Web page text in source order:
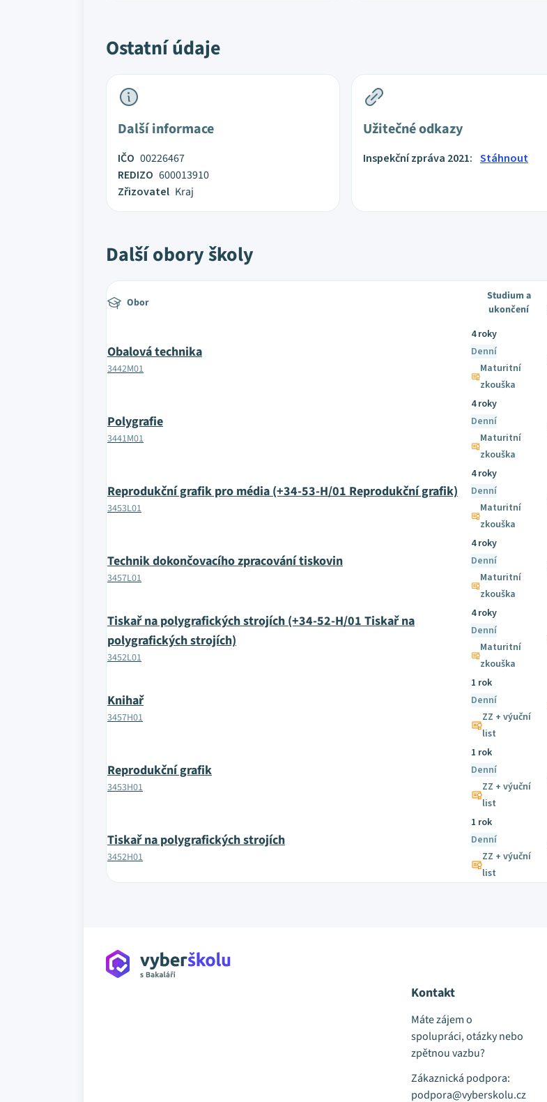
Ostatní údaje
Další informace
IČO 00226467
REDIZO 600013910
Zřizovatel Kraj
Užitečné odkazy
Inspekční zpráva 2021: Stáhnout
Další obory školy
Obor
Studium a
ukončení
Obalová technika
3442M01
4 roky
Denní
Maturitní
zkouška
Polygrafie
3441M01
4 roky
Denní
Maturitní
zkouška
Reprodukční grafik pro média (+34-53-H/01 Reprodukční grafik)
3453L01
4 roky
Denní
Maturitní
zkouška
Technik dokončovacího zpracování tiskovin
3457L01
4 roky
Denní
Maturitní
zkouška
Tiskař na polygrafických strojích (+34-52-H/01 Tiskař na
polygrafických strojích)
3452L01
4 roky
Denní
Maturitní
zkouška
Knihař
3457H01
1 rok
Denní
ZZ + výuční
list
Reprodukční grafik
3453H01
1 rok
Denní
ZZ + výuční
list
Tiskař na polygrafických strojích
3452H01
1 rok
Denní
ZZ + výuční
list
Kontakt
Máte zájem o
spolupráci, otázky nebo
zpětnou vazbu?
Zákaznická podpora:
podpora@vyberskolu.cz